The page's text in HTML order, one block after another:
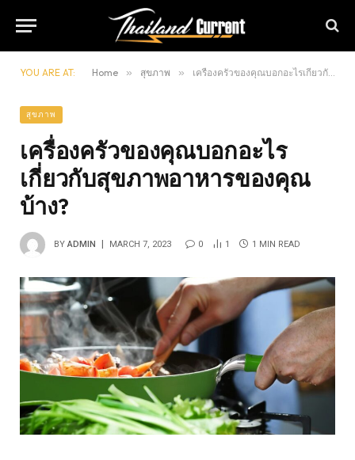
YOU ARE AT: Home » สุขภาพ » เครื่องครัวของคุณบอกอะไรเกี่ยวกับสุขภาพอาหารของคุณบ้าง?
สุขภาพ
เครื่องครัวของคุณบอกอะไร
เกี่ยวกับสุขภาพอาหารของคุณ
บ้าง?
BY ADMIN MARCH 7, 2023 0 1 1 MIN READ